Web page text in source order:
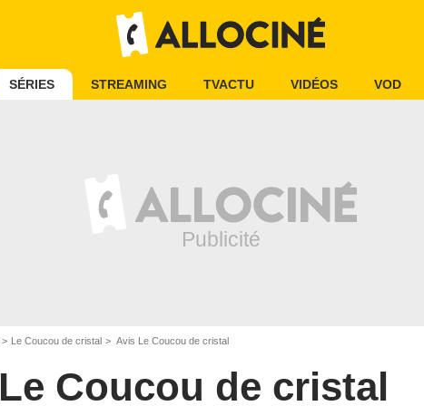
SÉRIES STREAMING TVACTU VIDÉOS VOD
Le Coucou de cristal Avis Le Coucou de cristal
Le Coucou de cristal